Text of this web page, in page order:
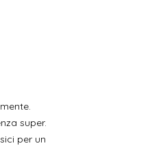
super.
per un